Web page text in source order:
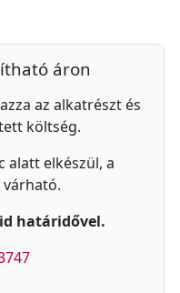
áron
az alkatrészt és
költség.
alatt elkészül, a
határidővel.